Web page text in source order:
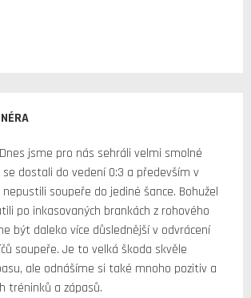
Dnes jsme pro nás sehráli velmi smolné
dostali do vedení 0:3 a především v
soupeře do jediné šance. Bohužel
po inkasovaných brankách z rohového
být daleko více důslednější v odvrácení
soupeře. Je to velká škoda skvěle
ale odnášíme si také mnoho pozitiv a
tréninků a zápasů.